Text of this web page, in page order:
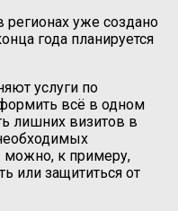
регионах уже создано
года планируется
услуги по
всё в одном
лишних визитов в
можно, к примеру,
или защититься от